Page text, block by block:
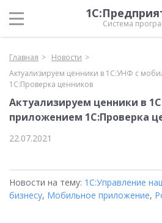
Система
Главная
Новости
Актуализируем ценники в 1С:УНФ с
1С:Проверка ценников
Актуализируем ценники в
приложением 1С:Проверка
22.07.2021
Новости на тему: 1С:Управление
бизнесу, Мобильное приложение,